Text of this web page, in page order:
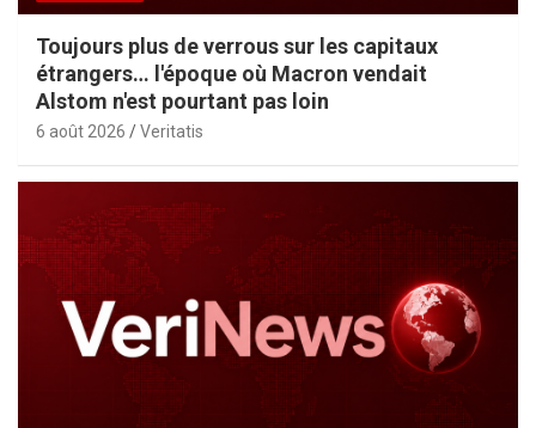
Toujours plus de verrous sur les capitaux
étrangers… l'époque où Macron vendait
Alstom n'est pourtant pas loin
6 août 2026 Veritatis